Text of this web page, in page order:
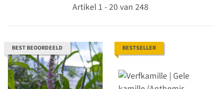
Artikel 1 - 20 van 248
BEST BEOORDEELD BESTSELLER